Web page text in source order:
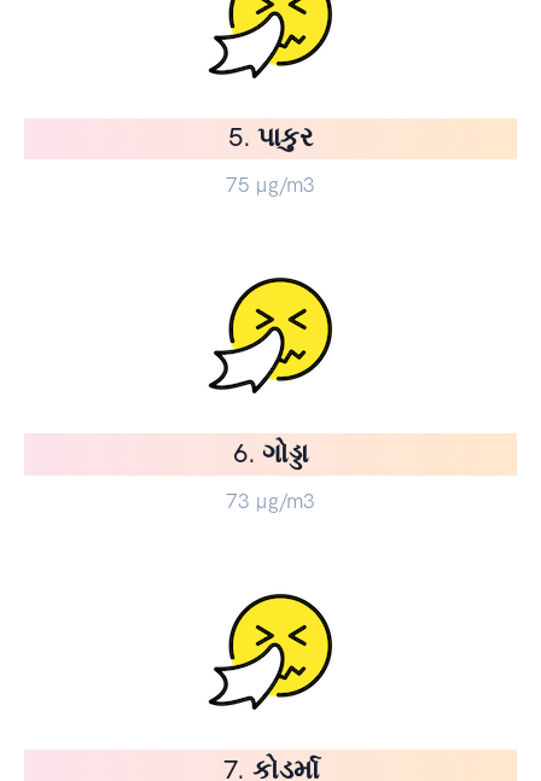
5. પાકુર
75 µg/m3
6. ગોડ્ડા
73 µg/m3
7. કોડર્મા